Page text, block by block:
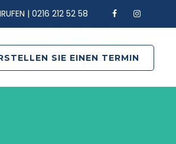
| 0216 212 52 58
SIE EINEN TERMIN